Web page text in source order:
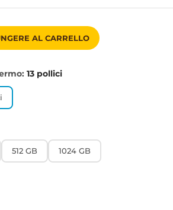
AL CARRELLO
13 pollici
512 GB 1024 GB